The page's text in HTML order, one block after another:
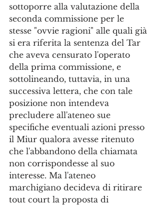
sottoporre alla valutazione della
seconda commissione per le
stesse "ovvie ragioni" alle quali già
si era riferita la sentenza del Tar
che aveva censurato l'operato
della prima commissione, e
sottolineando, tuttavia, in una
successiva lettera, che con tale
posizione non intendeva
precludere all'ateneo sue
specifiche eventuali azioni presso
il Miur qualora avesse ritenuto
che l'abbandono della chiamata
non corrispondesse al suo
interesse. Ma l'ateneo
marchigiano decideva di ritirare
tout court la proposta di